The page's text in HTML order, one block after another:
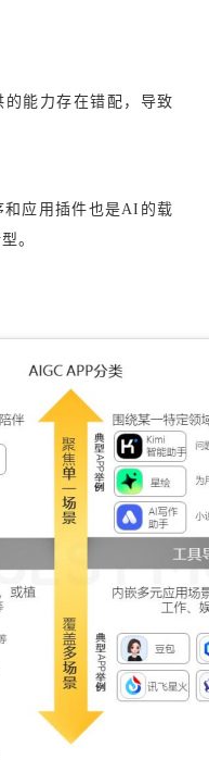
的能力存在错配，导致
和应用插件也是AI的载
。